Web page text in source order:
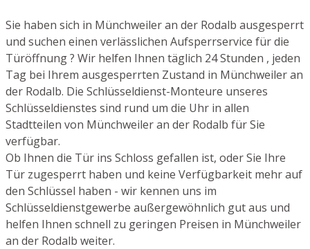
Sie haben sich in Münchweiler an der Rodalb ausgesperrt
und suchen einen verlässlichen Aufsperrservice für die
Türöffnung ? Wir helfen Ihnen täglich 24 Stunden , jeden
Tag bei Ihrem ausgesperrten Zustand in Münchweiler an
der Rodalb. Die Schlüsseldienst-Monteure unseres
Schlüsseldienstes sind rund um die Uhr in allen
Stadtteilen von Münchweiler an der Rodalb für Sie
verfügbar.
Ob Ihnen die Tür ins Schloss gefallen ist, oder Sie Ihre
Tür zugesperrt haben und keine Verfügbarkeit mehr auf
den Schlüssel haben - wir kennen uns im
Schlüsseldienstgewerbe außergewöhnlich gut aus und
helfen Ihnen schnell zu geringen Preisen in Münchweiler
an der Rodalb weiter.